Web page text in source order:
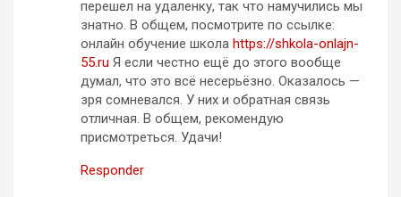
перешел на удаленку, так что намучились мы
знатно. В общем, посмотрите по ссылке:
онлайн обучение школа https://shkola-onlajn-
55.ru Я если честно ещё до этого вообще
думал, что это всё несерьёзно. Оказалось —
зря сомневался. У них и обратная связь
отличная. В общем, рекомендую
присмотреться. Удачи!
Responder